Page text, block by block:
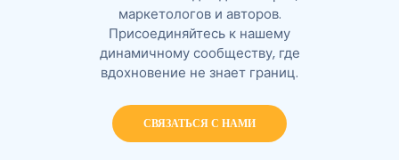
маркетологов и авторов.
Присоединяйтесь к нашему
динамичному сообществу, где
вдохновение не знает границ.
СВЯЗАТЬСЯ С НАМИ